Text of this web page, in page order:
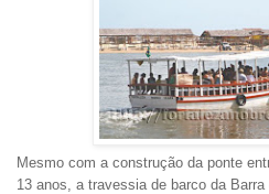
Mesmo com a construção da ponte
13 anos, a travessia de barco da Barra